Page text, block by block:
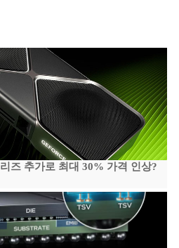
즈 추가로 최대 30% 가격 인상?